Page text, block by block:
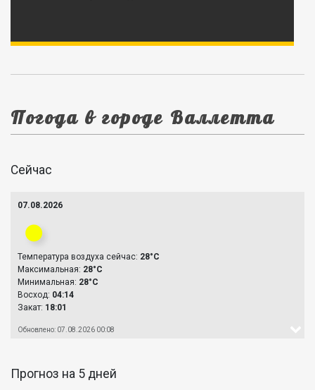
Погода в городе Валлетта
Сейчас
07.08.2026
Температура воздуха сейчас: 28°C
Максимальная: 28°C
Минимальная: 28°C
Восход: 04:14
Закат: 18:01
Обновлено: 07.08.2026 00:08
Прогноз на 5 дней